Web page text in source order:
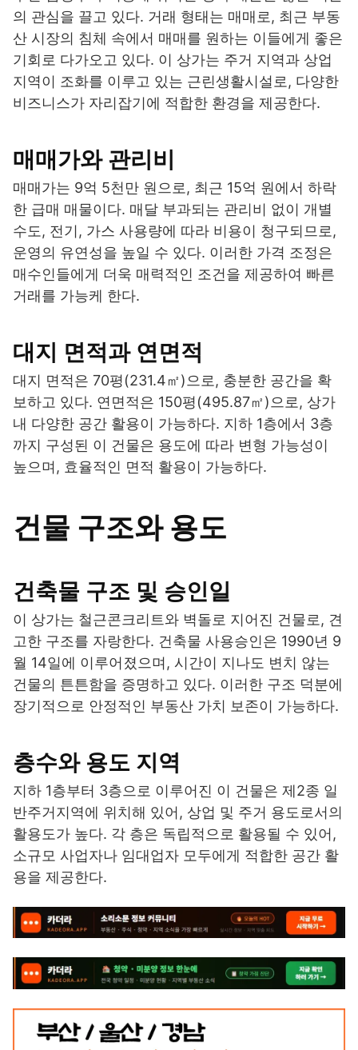
의 관심을 끌고 있다. 거래 형태는 매매로, 최근 부동
산 시장의 침체 속에서 매매를 원하는 이들에게 좋은
기회로 다가오고 있다. 이 상가는 주거 지역과 상업
지역이 조화를 이루고 있는 근린생활시설로, 다양한
비즈니스가 자리잡기에 적합한 환경을 제공한다.
매매가와 관리비
매매가는 9억 5천만 원으로, 최근 15억 원에서 하락
한 급매 매물이다. 매달 부과되는 관리비 없이 개별
수도, 전기, 가스 사용량에 따라 비용이 청구되므로,
운영의 유연성을 높일 수 있다. 이러한 가격 조정은
매수인들에게 더욱 매력적인 조건을 제공하여 빠른
거래를 가능케 한다.
대지 면적과 연면적
대지 면적은 70평(231.4㎡)으로, 충분한 공간을 확
보하고 있다. 연면적은 150평(495.87㎡)으로, 상가
내 다양한 공간 활용이 가능하다. 지하 1층에서 3층
까지 구성된 이 건물은 용도에 따라 변형 가능성이
높으며, 효율적인 면적 활용이 가능하다.
건물 구조와 용도
건축물 구조 및 승인일
이 상가는 철근콘크리트와 벽돌로 지어진 건물로, 견
고한 구조를 자랑한다. 건축물 사용승인은 1990년 9
월 14일에 이루어졌으며, 시간이 지나도 변치 않는
건물의 튼튼함을 증명하고 있다. 이러한 구조 덕분에
장기적으로 안정적인 부동산 가치 보존이 가능하다.
층수와 용도 지역
지하 1층부터 3층으로 이루어진 이 건물은 제2종 일
반주거지역에 위치해 있어, 상업 및 주거 용도로서의
활용도가 높다. 각 층은 독립적으로 활용될 수 있어,
소규모 사업자나 임대업자 모두에게 적합한 공간 활
용을 제공한다.